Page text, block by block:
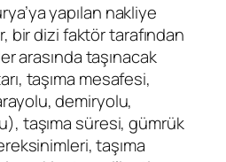
yapılan nakliye
bir dizi faktör tarafından
arasında taşınacak
taşıma mesafesi,
demiryolu,
taşıma süresi, gümrük
taşıma